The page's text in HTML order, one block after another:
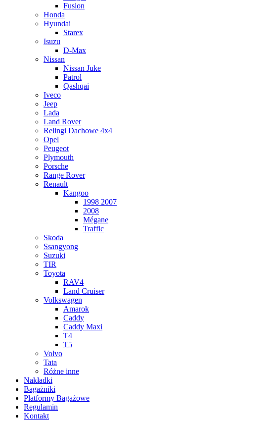
Fusion
Honda
Hyundai
Starex
Isuzu
D-Max
Nissan
Nissan Juke
Patrol
Qashqai
Iveco
Jeep
Lada
Land Rover
Relingi Dachowe 4x4
Opel
Peugeot
Plymouth
Porsche
Range Rover
Renault
Kangoo
1998 2007
2008
Mégane
Traffic
Skoda
Ssangyong
Suzuki
TIR
Toyota
RAV4
Land Cruiser
Volkswagen
Amarok
Caddy
Caddy Maxi
T4
T5
Volvo
Tata
Różne inne
Nakładki
Bagażniki
Platformy Bagażowe
Regulamin
Kontakt